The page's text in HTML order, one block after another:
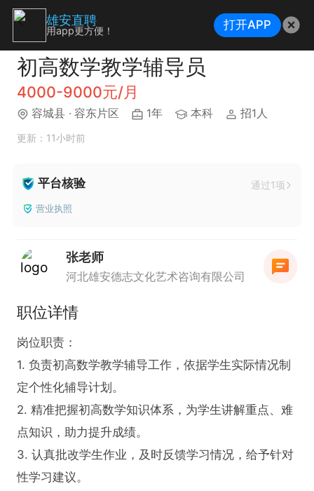
初高数学教学辅导员
4000-9000元/月
容城县 · 容东片区 1年 本科 招1人
更新：11小时前
平台核验 通过1项
营业执照
张老师
河北雄安德志文化艺术咨询有限公司
职位详情
岗位职责：
1. 负责初高数学教学辅导工作，依据学生实际情况制
定个性化辅导计划。
2. 精准把握初高数学知识体系，为学生讲解重点、难
点知识，助力提升成绩。
3. 认真批改学生作业，及时反馈学习情况，给予针对
性学习建议。
雄安直聘
用app更方便！ 打开APP